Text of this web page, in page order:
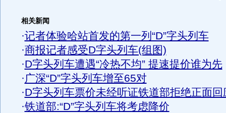
相关新闻
·记者体验哈站首发的第一列“D”字头列车
·商报记者感受D字头列车(组图)
·D字头列车遭遇“冷热不均” 提速提价谁为先
·广深“D”字头列车增至65对
·D字头列车票价未经听证铁道部拒绝正面回
·铁道部:“D”字头列车将考虑降价